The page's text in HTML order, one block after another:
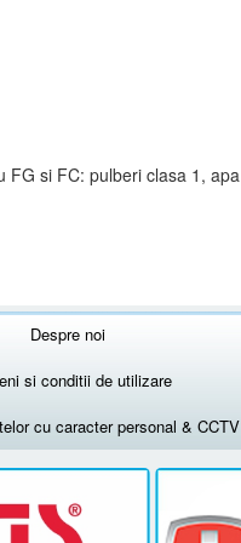
si FC: pulberi clasa 1, apa
Despre noi
si conditii de utilizare
cu caracter personal & CCTV